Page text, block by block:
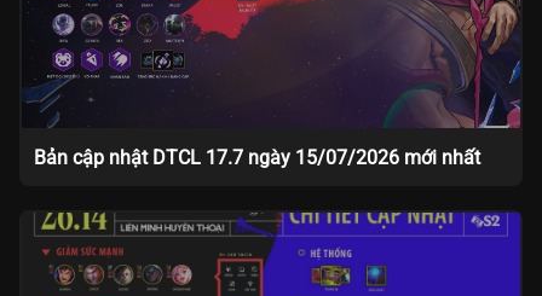
Bản cập nhật DTCL 17.7 ngày 15/07/2026 mới nhất